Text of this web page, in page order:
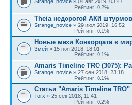
Strange_novice » 04 авг 2019, 03:47
Рейтинг: 0.2%
Theia недорогой АКИ
Strange_novice » 29 июл 2019, 16:52
Рейтинг: 0.1%
Новые мехи Конкордата в
Змей » 15 ноя 2018, 18:01
Рейтинг: 0.1%
Amaris Timeline TRO (3075):
Strange_novice » 27 сен 2018, 23:18
Рейтинг: 0.1%
Статьи "Amaris Timeline TRO"
Torx » 25 сен 2018, 11:41
Рейтинг: 0.2%